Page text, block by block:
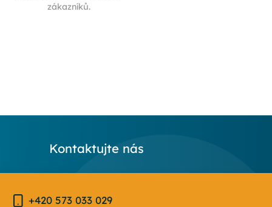
zákazníků.
Kontaktujte nás
+420 573 033 029